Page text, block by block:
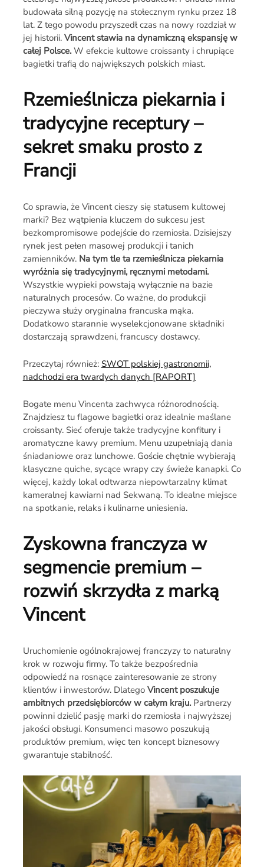
budowała silną pozycję na stołecznym rynku przez 18
lat. Z tego powodu przyszedł czas na nowy rozdział w
jej historii. Vincent stawia na dynamiczną ekspansję w
całej Polsce.W efekcie kultowe croissanty i chrupiące
bagietki trafią do największych polskich miast.
Rzemieślnicza piekarnia i
tradycyjne receptury –
sekret smaku prosto z
Francji
Co sprawia, że Vincent cieszy się statusem kultowej
marki? Bez wątpienia kluczem do sukcesu jest
bezkompromisowe podejście do rzemiosła. Dzisiejszy
rynek jest pełen masowej produkcji i tanich
zamienników. Na tym tle ta rzemieślnicza piekarnia
wyróżnia się tradycyjnymi, ręcznymi metodami.
Wszystkie wypieki powstają wyłącznie na bazie
naturalnych procesów. Co ważne, do produkcji
pieczywa służy oryginalna francuska mąka.
Dodatkowo starannie wyselekcjonowane składniki
dostarczają sprawdzeni, francuscy dostawcy.
Przeczytaj również: SWOT polskiej gastronomii,
nadchodzi era twardych danych [RAPORT]
Bogate menu Vincenta zachwyca różnorodnością.
Znajdziesz tu flagowe bagietki oraz idealnie maślane
croissanty. Sieć oferuje także tradycyjne konfitury i
aromatyczne kawy premium. Menu uzupełniają dania
śniadaniowe oraz lunchowe. Goście chętnie wybierają
klasyczne quiche, sycące wrapy czy świeże kanapki. Co
więcej, każdy lokal odtwarza niepowtarzalny klimat
kameralnej kawiarni nad Sekwaną. To idealne miejsce
na spotkanie, relaks i kulinarne uniesienia.
Zyskowna franczyza w
segmencie premium –
rozwiń skrzydła z marką
Vincent
Uruchomienie ogólnokrajowej franczyzy to naturalny
krok w rozwoju firmy. To także bezpośrednia
odpowiedź na rosnące zainteresowanie ze strony
klientów i inwestorów. Dlatego Vincent poszukuje
ambitnych przedsiębiorców w całym kraju.Partnerzy
powinni dzielić pasję marki do rzemiosła i najwyższej
jakości obsługi. Konsumenci masowo poszukują
produktów premium, więc ten koncept biznesowy
gwarantuje stabilność.